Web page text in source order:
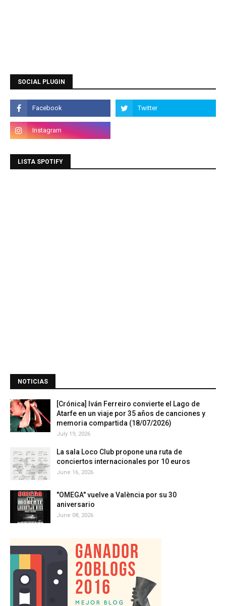
SOCIAL PLUGIN
LISTA SPOTIFY
NOTICIAS
[Crónica] Iván Ferreiro convierte el Lago de
Atarfe en un viaje por 35 años de canciones y
memoria compartida (18/07/2026)
July 19, 2026
La sala Loco Club propone una ruta de
conciertos internacionales por 10 euros
June 16, 2026
"OMEGA" vuelve a València por su 30
aniversario
June 08, 2026